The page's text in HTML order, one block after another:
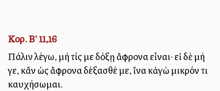
Κορ. Β' 11,16
Πάλιν λέγω, μή τίς με δόξῃ ἄφρονα εἶναι· εἰ δὲ μή
γε, κἂν ὡς ἄφρονα δέξασθέ με, ἵνα κἀγὼ μικρόν τι
καυχήσωμαι.